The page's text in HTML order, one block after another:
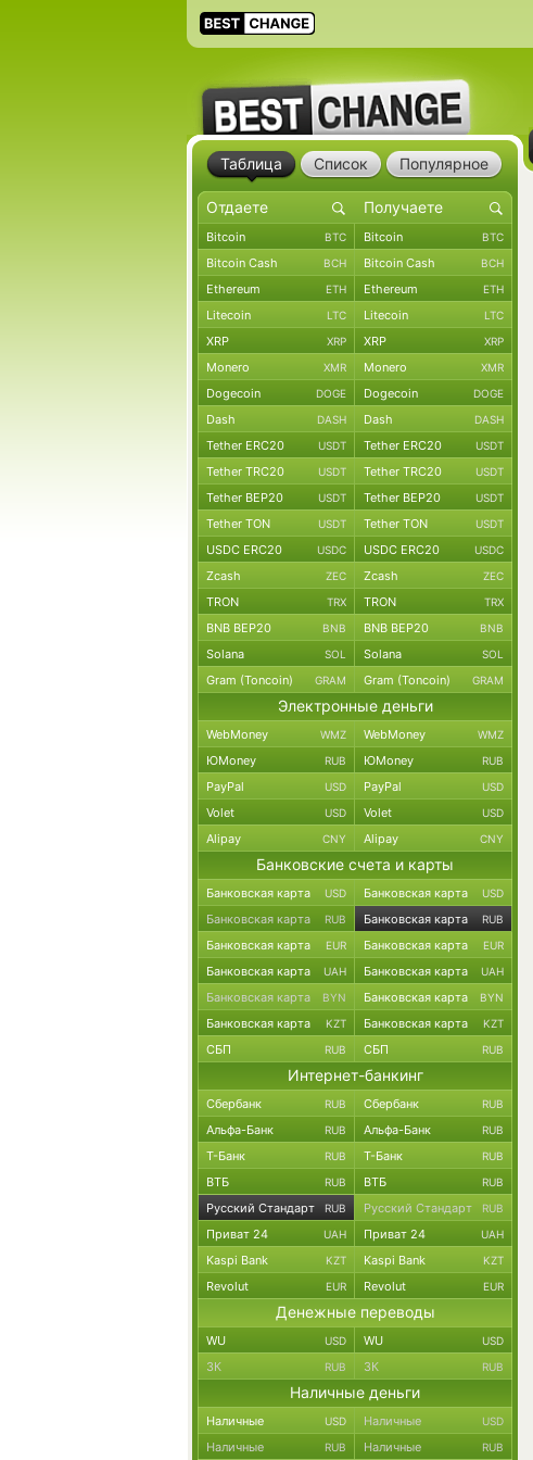
Таблица Список Популярное
Bitcoin BTC Bitcoin BTC
Bitcoin Cash BCH Bitcoin Cash BCH
Ethereum ETH Ethereum ETH
Litecoin LTC Litecoin LTC
XRP XRP XRP XRP
Monero XMR Monero XMR
Dogecoin DOGE Dogecoin DOGE
Dash DASH Dash DASH
Tether ERC20 USDT Tether ERC20 USDT
Tether TRC20 USDT Tether TRC20 USDT
Tether BEP20 USDT Tether BEP20 USDT
Tether TON USDT Tether TON USDT
USDC ERC20 USDC USDC ERC20 USDC
Zcash ZEC Zcash ZEC
TRON TRX TRON TRX
BNB BEP20 BNB BNB BEP20 BNB
Solana SOL Solana SOL
Gram (Toncoin) GRAM Gram (Toncoin) GRAM
Электронные деньги
WebMoney WMZ WebMoney WMZ
ЮMoney RUB ЮMoney RUB
PayPal USD PayPal USD
Volet USD Volet USD
Alipay CNY Alipay CNY
Банковские счета и карты
Банковская карта USD Банковская карта USD
Банковская карта RUB Банковская карта RUB
Банковская карта EUR Банковская карта EUR
Банковская карта UAH Банковская карта UAH
Банковская карта BYN Банковская карта BYN
Банковская карта KZT Банковская карта KZT
СБП RUB СБП RUB
Интернет-банкинг
Сбербанк RUB Сбербанк RUB
Альфа-Банк RUB Альфа-Банк RUB
Т-Банк RUB Т-Банк RUB
ВТБ RUB ВТБ RUB
Русский Стандарт RUB Русский Стандарт RUB
Приват 24 UAH Приват 24 UAH
Kaspi Bank KZT Kaspi Bank KZT
Revolut EUR Revolut EUR
Денежные переводы
WU USD WU USD
ЗК RUB ЗК RUB
Наличные деньги
Наличные USD Наличные USD
Наличные RUB Наличные RUB